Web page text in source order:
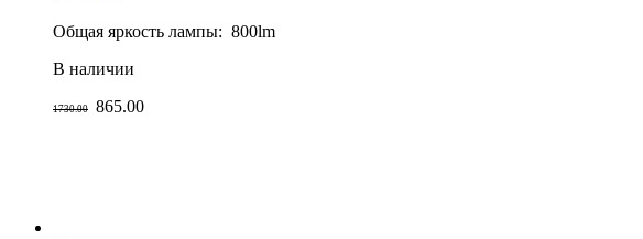
Общая яркость лампы: 800lm
В наличии
1730.00 865.00